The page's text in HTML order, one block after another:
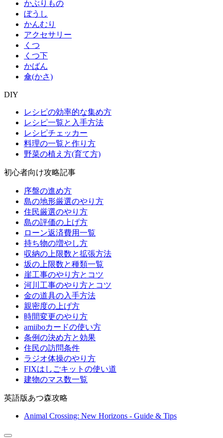
かぶりもの
ぼうし
かんむり
アクセサリー
くつ
くつ下
かばん
傘(かさ)
DIY
レシピの効率的な集め方
レシピ一覧と入手方法
レシピチェッカー
料理の一覧と作り方
野菜の植え方(育て方)
初心者向け攻略記事
序盤の進め方
島の地形厳選のやり方
住民厳選のやり方
島の評価の上げ方
ローン返済費用一覧
持ち物の増やし方
収納の上限数と拡張方法
坂の上限数と種類一覧
崖工事のやり方とコツ
河川工事のやり方とコツ
金の道具の入手方法
親密度の上げ方
時間変更のやり方
amiiboカードの使い方
条例の決め方と効果
住民の訪問条件
ラジオ体操のやり方
FIXはしごキットの使い道
建物のマス数一覧
英語版あつ森攻略
Animal Crossing: New Horizons - Guide & Tips